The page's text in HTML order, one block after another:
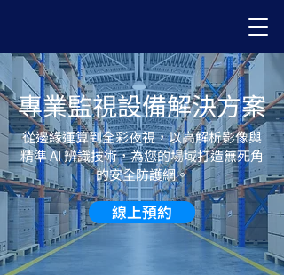
專業監視設備解決方案
從邊緣運算到全彩夜視，以高解析影像與
精準 AI 辨識技術，為您的場域打造無死角
的安全防護網。
線上預約